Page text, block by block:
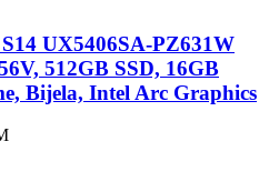
UX5406SA-PZ631W
512GB SSD, 16GB
Bijela, Intel Arc Graphics